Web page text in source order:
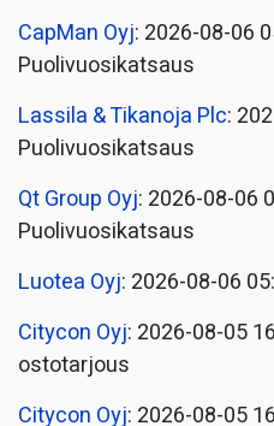
CapMan Oyj: 2026-08-06
Puolivuosikatsaus
Lassila & Tikanoja Plc:
Puolivuosikatsaus
Qt Group Oyj: 2026-08-06
Puolivuosikatsaus
Luotea Oyj: 2026-08-06
Citycon Oyj: 2026-08-05
ostotarjous
Citycon Oyj: 2026-08-05